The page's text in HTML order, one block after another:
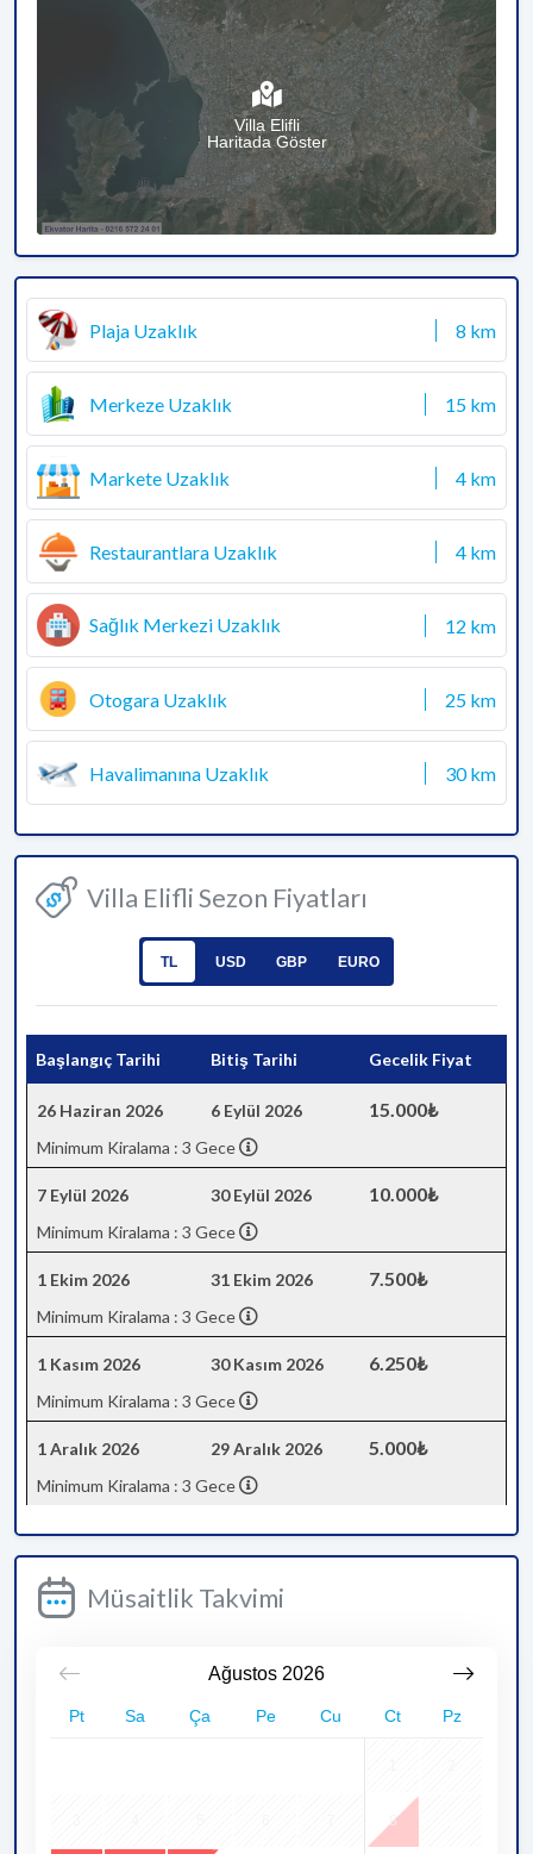
Villa Elifli
Haritada Göster
Plaja Uzaklık 8 km
Merkeze Uzaklık 15 km
Markete Uzaklık 4 km
Restaurantlara Uzaklık 4 km
Sağlık Merkezi Uzaklık 12 km
Otogara Uzaklık 25 km
Havalimanına Uzaklık 30 km
Villa Elifli Sezon Fiyatları
TL USD GBP EURO
Başlangıç Tarihi Bitiş Tarihi Gecelik Fiyat
26 Haziran 2026 6 Eylül 2026 15.000₺
Minimum Kiralama : 3 Gece
7 Eylül 2026 30 Eylül 2026 10.000₺
Minimum Kiralama : 3 Gece
1 Ekim 2026 31 Ekim 2026 7.500₺
Minimum Kiralama : 3 Gece
1 Kasım 2026 30 Kasım 2026 6.250₺
Minimum Kiralama : 3 Gece
1 Aralık 2026 29 Aralık 2026 5.000₺
Minimum Kiralama : 3 Gece
Müsaitlik Takvimi
Ağustos 2026
Pt Sa Ça Pe Cu Ct Pz
8